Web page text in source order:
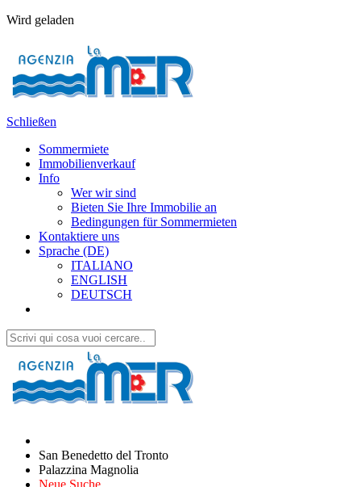
Wird geladen
Schließen
Sommermiete
Immobilienverkauf
Info
Wer wir sind
Bieten Sie Ihre Immobilie an
Bedingungen für Sommermieten
Kontaktiere uns
Sprache (DE)
ITALIANO
ENGLISH
DEUTSCH
San Benedetto del Tronto
Palazzina Magnolia
Neue Suche